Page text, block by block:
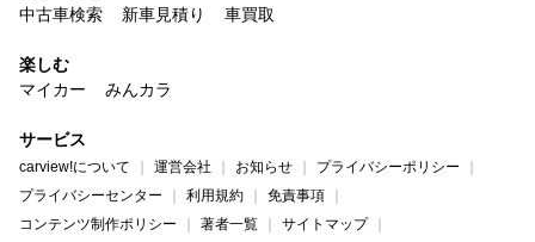
中古車検索
新車見積り 車買取
楽しむ
マイカー
みんカラ
サービス
carview!について 運営会社 お知らせ
プライバシーポリシー
プライバシーセンター
利用規約
免責事項
コンテンツ制作ポリシー
著者一覧
サイトマップ